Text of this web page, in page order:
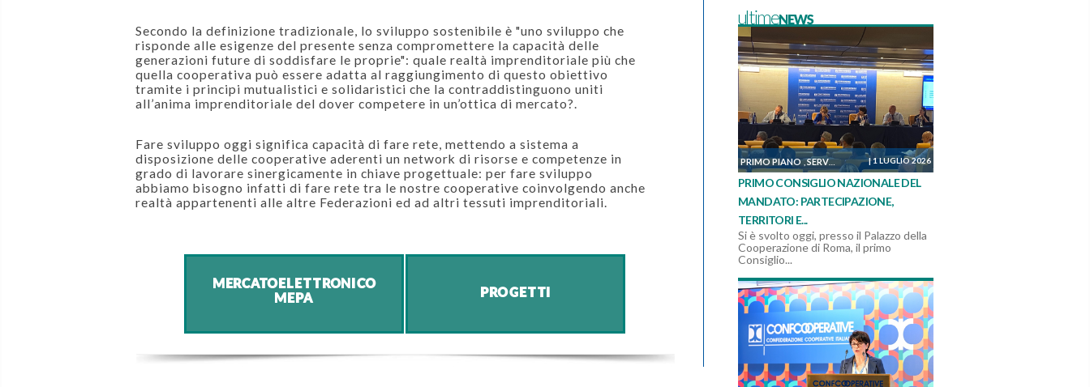
Secondo la definizione tradizionale, lo sviluppo sostenibile è "uno sviluppo che
risponde alle esigenze del presente senza compromettere la capacità delle
generazioni future di soddisfare le proprie": quale realtà imprenditoriale più che
quella cooperativa può essere adatta al raggiungimento di questo obiettivo
tramite i principi mutualistici e solidaristici che la contraddistinguono uniti
all’anima imprenditoriale del dover competere in un’ottica di mercato?.
Fare sviluppo oggi significa capacità di fare rete, mettendo a sistema a
disposizione delle cooperative aderenti un network di risorse e competenze in
grado di lavorare sinergicamente in chiave progettuale: per fare sviluppo
abbiamo bisogno infatti di fare rete tra le nostre cooperative coinvolgendo anche
realtà appartenenti alle altre Federazioni ed ad altri tessuti imprenditoriali.
MERCATOELETTRONICO
MEPA
PROGETTI
ultimeNEWS
PRIMO PIANO ,SERVIZI, MANUTENZIONI E COSTRUZIONI |1 LUGLIO 2026
PRIMO CONSIGLIO NAZIONALE DEL
MANDATO: PARTECIPAZIONE,
TERRITORI E...
Si è svolto oggi, presso il Palazzo della
Cooperazione di Roma, il primo
Consiglio...